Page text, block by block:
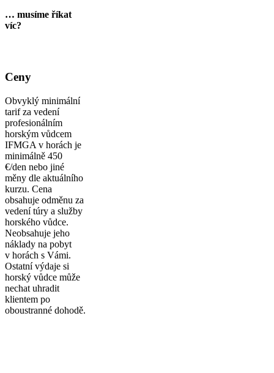
… musíme říkat
víc?
Ceny
Obvyklý minimální
tarif za vedení
profesionálním
horským vůdcem
IFMGA v horách je
minimálně 450
€/den nebo jiné
měny dle aktuálního
kurzu. Cena
obsahuje odměnu za
vedení túry a služby
horského vůdce.
Neobsahuje jeho
náklady na pobyt
v horách s Vámi.
Ostatní výdaje si
horský vůdce může
nechat uhradit
klientem po
oboustranné dohodě.